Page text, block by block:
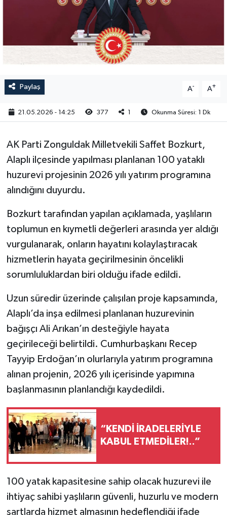
Paylaş A- A+
21.05.2026 - 14:25 377 1 Okunma Süresi: 1 Dk
AK Parti Zonguldak Milletvekili Saffet Bozkurt,
Alaplı ilçesinde yapılması planlanan 100 yataklı
huzurevi projesinin 2026 yılı yatırım programına
alındığını duyurdu.
Bozkurt tarafından yapılan açıklamada, yaşlıların
toplumun en kıymetli değerleri arasında yer aldığı
vurgulanarak, onların hayatını kolaylaştıracak
hizmetlerin hayata geçirilmesinin öncelikli
sorumluluklardan biri olduğu ifade edildi.
Uzun süredir üzerinde çalışılan proje kapsamında,
Alaplı’da inşa edilmesi planlanan huzurevinin
bağışçı Ali Arıkan’ın desteğiyle hayata
geçirileceği belirtildi. Cumhurbaşkanı Recep
Tayyip Erdoğan’ın olurlarıyla yatırım programına
alınan projenin, 2026 yılı içerisinde yapımına
başlanmasının planlandığı kaydedildi.
“KENDİ İRADELERİYLE
KABUL ETMEDİLER!..”
100 yatak kapasitesine sahip olacak huzurevi ile
ihtiyaç sahibi yaşlıların güvenli, huzurlu ve modern
şartlarda hizmet almasının hedeflendiği ifade